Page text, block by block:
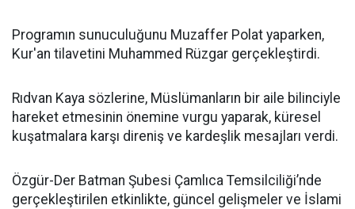
Programın sunuculuğunu Muzaffer Polat yaparken,
Kur'an tilavetini Muhammed Rüzgar gerçekleştirdi.
Rıdvan Kaya sözlerine, Müslümanların bir aile bilinciyle
hareket etmesinin önemine vurgu yaparak, küresel
kuşatmalara karşı direniş ve kardeşlik mesajları verdi.
Özgür-Der Batman Şubesi Çamlıca Temsilciliği’nde
gerçekleştirilen etkinlikte, güncel gelişmeler ve İslami